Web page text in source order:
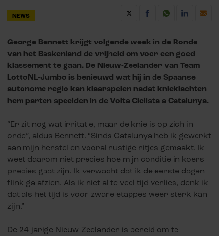
NEWS
George Bennett krijgt volgende week in de Ronde
van het Baskenland de vrijheid om voor een goed
klassement te gaan. De Nieuw-Zeelander van Team
LottoNL-Jumbo is benieuwd wat hij in de Spaanse
autonome regio kan klaarspelen nadat knieklachten
hem parten speelden in de Volta Ciclista a Catalunya.
“Er zit nog wat irritatie, maar de knie is op zich in
orde”, aldus Bennett. “Sinds Catalunya heb ik gewerkt
aan mijn herstel en vooral rustige ritjes gemaakt. Ik
weet daarom niet precies hoe mijn conditie in koers
precies gaat zijn. Ik verwacht dat ik de eerste dagen
flink ga afzien. Als ik niet al te veel tijd verlies, denk ik
dat als het tijd is voor zware etappes weer sterk kan
zijn.”
De 24-jarige Nieuw-Zeelander is bereid om te